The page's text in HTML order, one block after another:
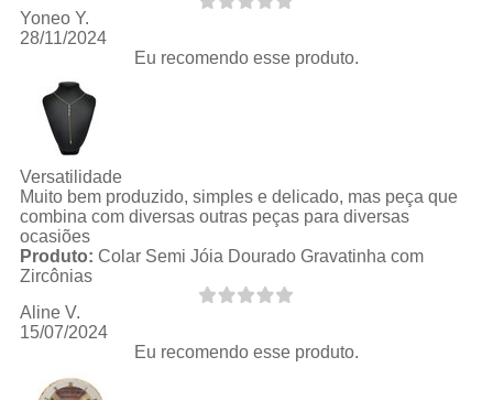
Yoneo Y.
28/11/2024
Eu recomendo esse produto.
Versatilidade
Muito bem produzido, simples e delicado, mas peça que
combina com diversas outras peças para diversas
ocasiões
Produto: Colar Semi Jóia Dourado Gravatinha com
Zircônias
Aline V.
15/07/2024
Eu recomendo esse produto.